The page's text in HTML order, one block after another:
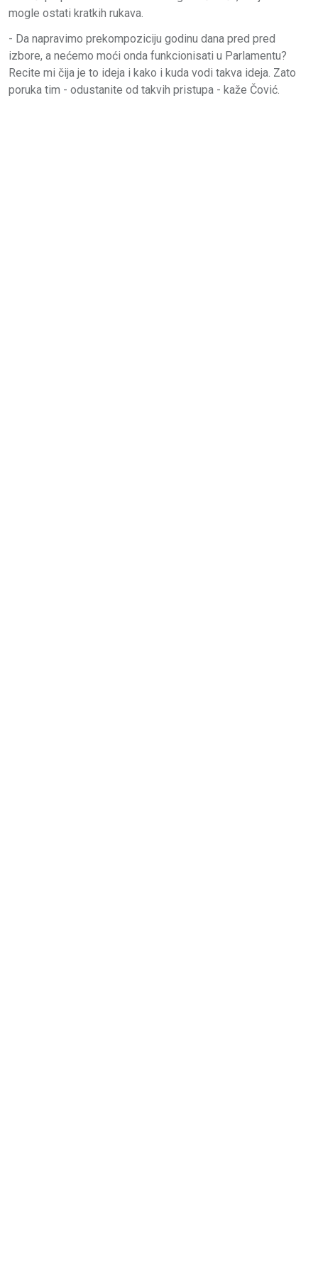
mogle ostati kratkih rukava.
- Da napravimo prekompoziciju godinu dana pred pred
izbore, a nećemo moći onda funkcionisati u Parlamentu?
Recite mi čija je to ideja i kako i kuda vodi takva ideja. Zato
poruka tim - odustanite od takvih pristupa - kaže Čović.